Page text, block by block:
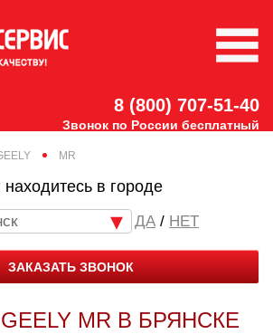
8 (800) 707-51-40
Звонок по России бесплатный
MR
в городе
/ НЕТ
ЗАКАЗАТЬ ЗВОНОК
MR В БРЯНСКЕ